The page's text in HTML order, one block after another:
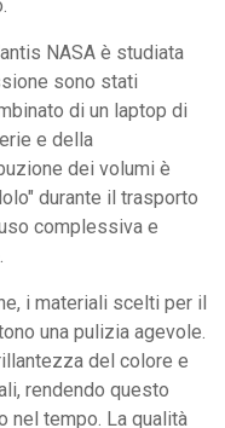
NASA è studiata
sono stati
di un laptop di
e della
dei volumi è
durante il trasporto
complessiva e
i materiali scelti per il
una pulizia agevole.
del colore e
rendendo questo
nel tempo. La qualità